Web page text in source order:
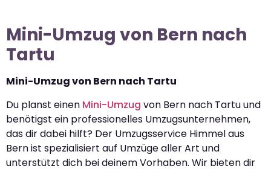
Mini-Umzug von Bern nach
Tartu
Mini-Umzug von Bern nach Tartu
Du planst einen Mini-Umzug von Bern nach Tartu und
benötigst ein professionelles Umzugsunternehmen,
das dir dabei hilft? Der Umzugsservice Himmel aus
Bern ist spezialisiert auf Umzüge aller Art und
unterstützt dich bei deinem Vorhaben. Wir bieten dir